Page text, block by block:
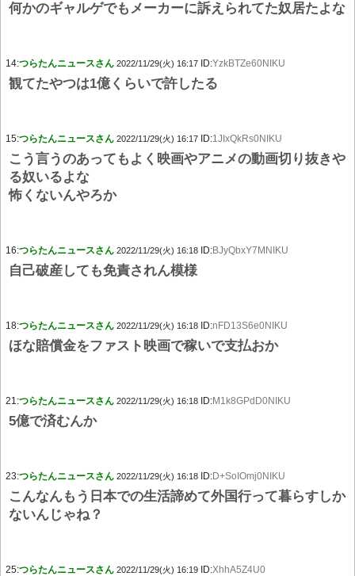
何かのギャルゲでもメーカーに訴えられてた奴居たよな
14:つらたんニュースさん 2022/11/29(火) 16:17 ID:YzkBTZe60NIKU
観てたやつは1億くらいで許したる
15:つらたんニュースさん 2022/11/29(火) 16:17 ID:1JIxQkRs0NIKU
こう言うのあってもよく映画やアニメの動画切り抜きや
る奴いるよな
怖くないんやろか
16:つらたんニュースさん 2022/11/29(火) 16:18 ID:BJyQbxY7MNIKU
自己破産しても免責されん模様
18:つらたんニュースさん 2022/11/29(火) 16:18 ID:nFD13S6e0NIKU
ほな賠償金をファスト映画で稼いで支払おか
21:つらたんニュースさん 2022/11/29(火) 16:18 ID:M1k8GPdD0NIKU
5億で済むんか
23:つらたんニュースさん 2022/11/29(火) 16:18 ID:D+SoIOmj0NIKU
こんなんもう日本での生活諦めて外国行って暮らすしか
ないんじゃね？
25:つらたんニュースさん 2022/11/29(火) 16:19 ID:XhhA5Z4U0